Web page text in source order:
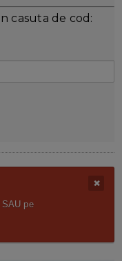
casuta de cod:
pe